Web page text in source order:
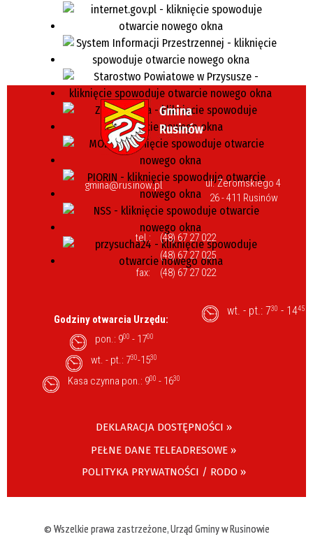
gmina@rusinow.pl
ul. Żeromskiego 4
26 - 411 Rusinów
tel.:
(48) 67 27 022
(48) 67 27 025
fax:
(48) 67 27 022
Godziny otwarcia Urzędu:
pon.: 900 - 1700
wt. - pt.: 730-1530
Kasa czynna pon.: 900 - 1630
wt. - pt.: 730 - 1445
DEKLARACJA DOSTĘPNOŚCI »
PEŁNE DANE TELEADRESOWE »
POLITYKA PRYWATNOŚCI / RODO »
© Wszelkie prawa zastrzeżone, Urząd Gminy w Rusinowie